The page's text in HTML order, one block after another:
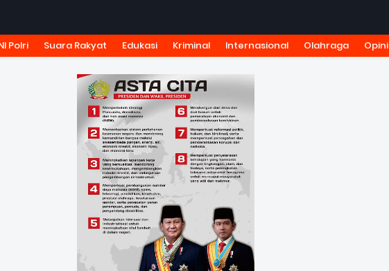
TARIF IKLAN PEDOMAN MEDIA SIBER KODE ETIK JURNALISTIK
Polri Suara Rakyat Edukasi Kriminal Internasional Olahraga Opini